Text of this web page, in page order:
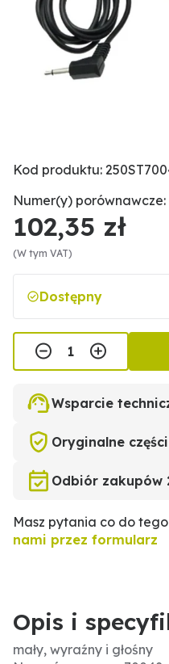
Kod produktu:
Numer(y)
102,35 zł
(W tym VAT)
Dostępny
Wsparcie
Oryginalne części
Odbiór zakupów
Masz pytania co do
nami przez formularz
Opis i
mały, wyraźny i głośny